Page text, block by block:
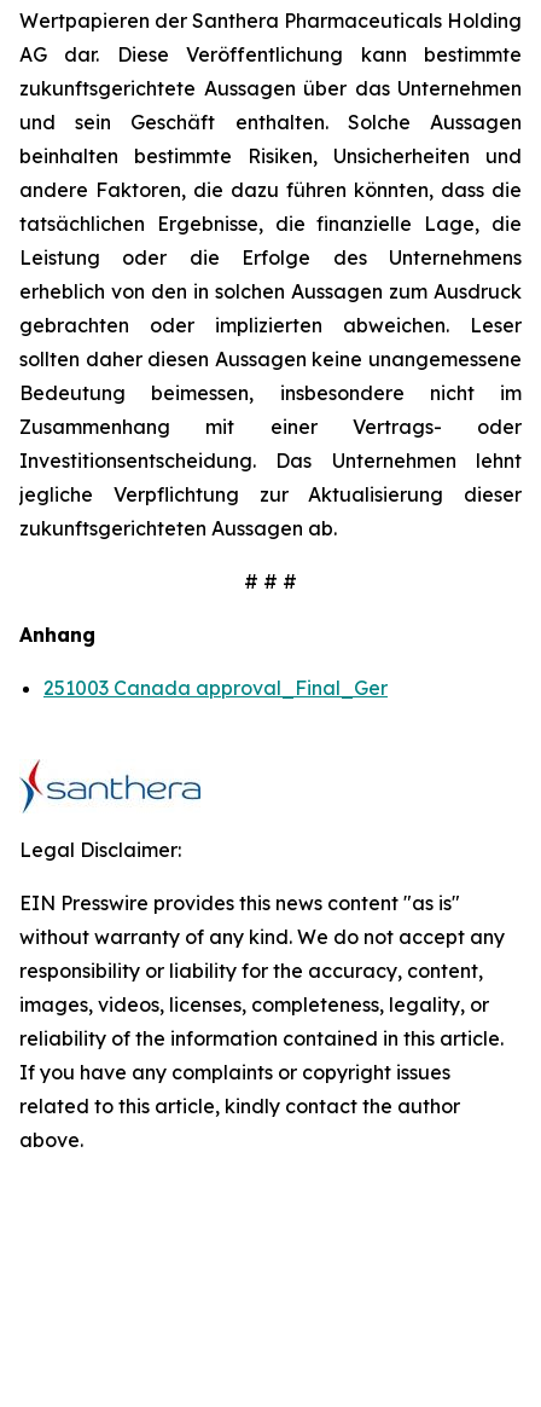
Wertpapieren der Santhera Pharmaceuticals Holding
AG dar. Diese Veröffentlichung kann bestimmte
zukunftsgerichtete Aussagen über das Unternehmen
und sein Geschäft enthalten. Solche Aussagen
beinhalten bestimmte Risiken, Unsicherheiten und
andere Faktoren, die dazu führen könnten, dass die
tatsächlichen Ergebnisse, die finanzielle Lage, die
Leistung oder die Erfolge des Unternehmens
erheblich von den in solchen Aussagen zum Ausdruck
gebrachten oder implizierten abweichen. Leser
sollten daher diesen Aussagen keine unangemessene
Bedeutung beimessen, insbesondere nicht im
Zusammenhang mit einer Vertrags- oder
Investitionsentscheidung. Das Unternehmen lehnt
jegliche Verpflichtung zur Aktualisierung dieser
zukunftsgerichteten Aussagen ab.
# # #
Anhang
251003 Canada approval_Final_Ger
Legal Disclaimer:
EIN Presswire provides this news content "as is"
without warranty of any kind. We do not accept any
responsibility or liability for the accuracy, content,
images, videos, licenses, completeness, legality, or
reliability of the information contained in this article.
If you have any complaints or copyright issues
related to this article, kindly contact the author
above.